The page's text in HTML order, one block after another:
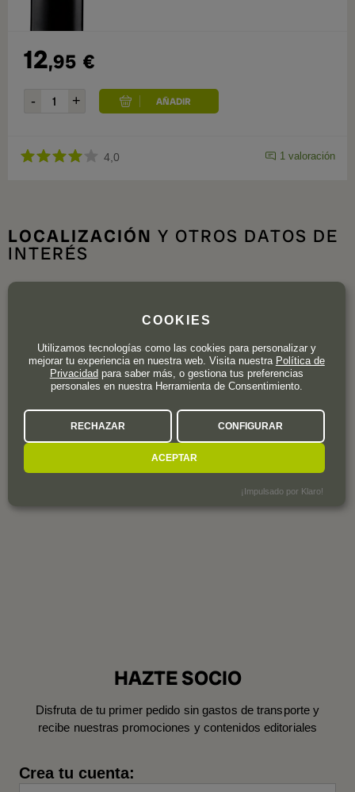
12,95 €
4,0 1 valoración
LOCALIZACIÓN Y OTROS DATOS DE
INTERÉS
HAZTE SOCIO
Disfruta de tu primer pedido sin gastos de transporte y
recibe nuestras promociones y contenidos editoriales
Crea tu cuenta:
COOKIES
Utilizamos tecnologías como las cookies para personalizar y
mejorar tu experiencia en nuestra web. Visita nuestra Política de
Privacidadpara saber más, o gestiona tus preferencias
personales en nuestra Herramienta de Consentimiento.
RECHAZAR CONFIGURAR
ACEPTAR
¡Impulsado por Klaro!